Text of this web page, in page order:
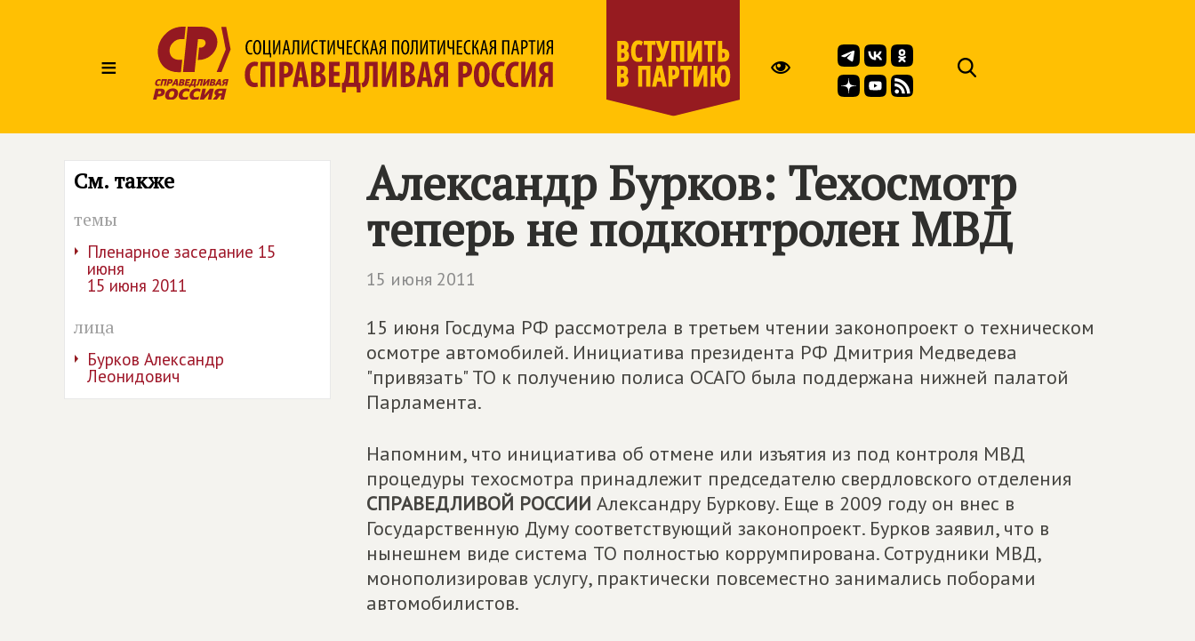
≡
См. также
темы
Пленарное заседание 15
июня
15 июня 2011
лица
Бурков Александр
Леонидович
Александр Бурков: Техосмотр
теперь не подконтролен МВД
15 июня 2011
15 июня Госдума РФ рассмотрела в третьем чтении законопроект о техническом
осмотре автомобилей. Инициатива президента РФ Дмитрия Медведева
"привязать" ТО к получению полиса ОСАГО была поддержана нижней палатой
Парламента.
Напомним, что инициатива об отмене или изъятия из под контроля МВД
процедуры техосмотра принадлежит председателю свердловского отделения
СПРАВЕДЛИВОЙ РОССИИ Александру Буркову. Еще в 2009 году он внес в
Государственную Думу соответствующий законопроект. Бурков заявил, что в
нынешнем виде система ТО полностью коррумпирована. Сотрудники МВД,
монополизировав услугу, практически повсеместно занимались поборами
автомобилистов.